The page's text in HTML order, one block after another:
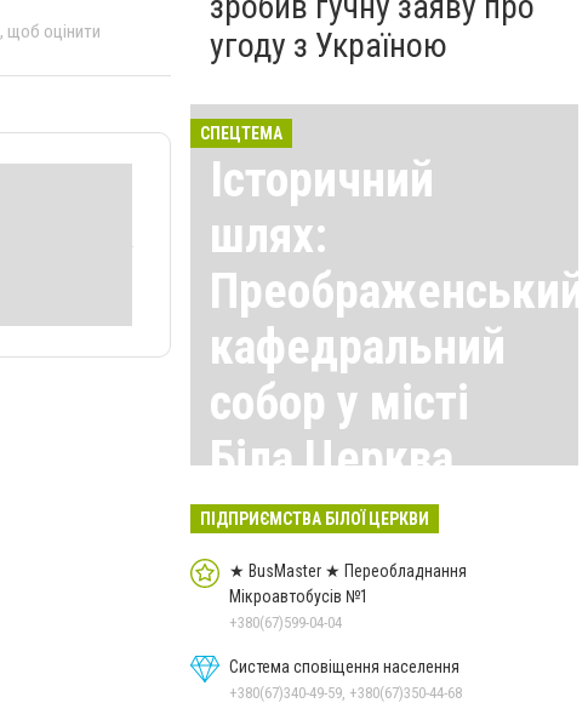
, щоб оцінити
угоду з Україною
СПЕЦТЕМА
Історичний
шлях:
Преображенський
кафедральний
собор у місті
Біла Церква
Всі матеріали тут
ПІДПРИЄМСТВА БІЛОЇ ЦЕРКВИ
★ BusMaster ★ Переобладнання
Мікроавтобусів №1
+380(67)599-04-04
Система сповіщення населення
+380(67)340-49-59, +380(67)350-44-68